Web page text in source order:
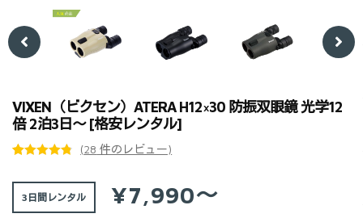
VIXEN（ビクセン）ATERA H12×30 防振双眼鏡 光学12
倍 2泊3日～ [格安レンタル]
評価に基づ
く5段階評
(28 件のレビュー)
3日間 ¥7,990～